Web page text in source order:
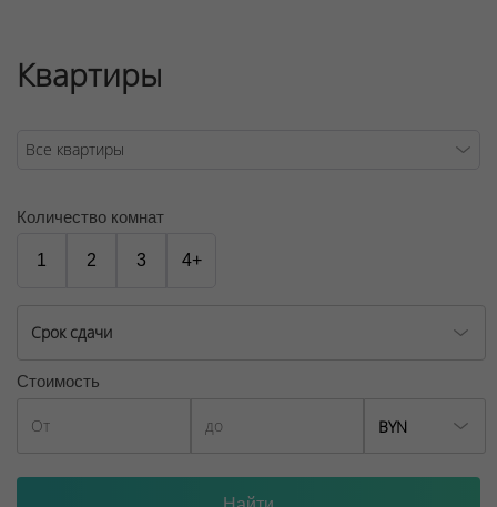
Квартиры
Количество комнат
1 2 3 4+
Срок сдачи
Стоимость
BYN